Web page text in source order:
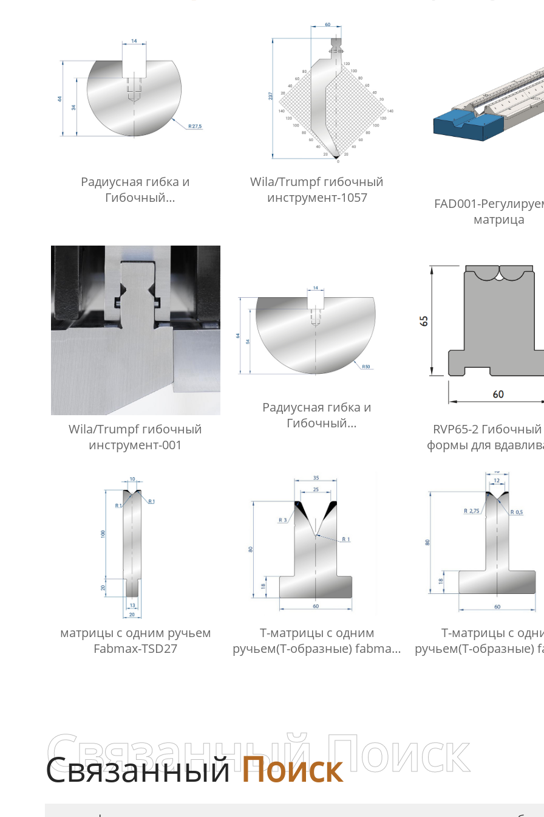
Радиусная гибка и
Гибочный
Wila/Trumpf гибочный
инструмент-1057
FAD001-
матрица
Wila/Trumpf гибочный
инструмент-001
Радиусная гибка и
Гибочный
RVP65-2
формы для
матрицы с одним ручьем
Fabmax-TSD27
Т-матрицы с одним
ручьем(Т-образные) fabmax-
Т-матрицы с
ручьем(Т-образные)
СвязанныйПоиск
Связанный Поиск